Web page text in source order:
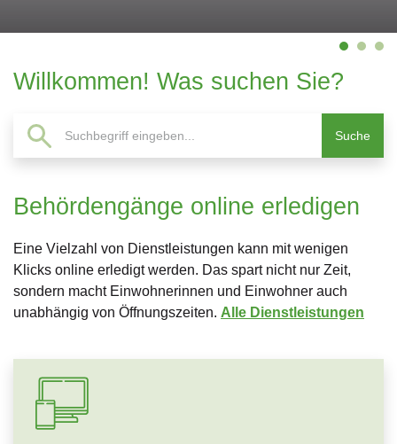
Willkommen! Was suchen Sie?
Suche
Suche
Verschiedene Informationen
Behördengänge online erledigen
Eine Vielzahl von Dienstleistungen kann mit wenigen
Klicks online erledigt werden. Das spart nicht nur Zeit,
sondern macht Einwohnerinnen und Einwohner auch
unabhängig von Öffnungszeiten. Alle Dienstleistungen
Direktzugriffe